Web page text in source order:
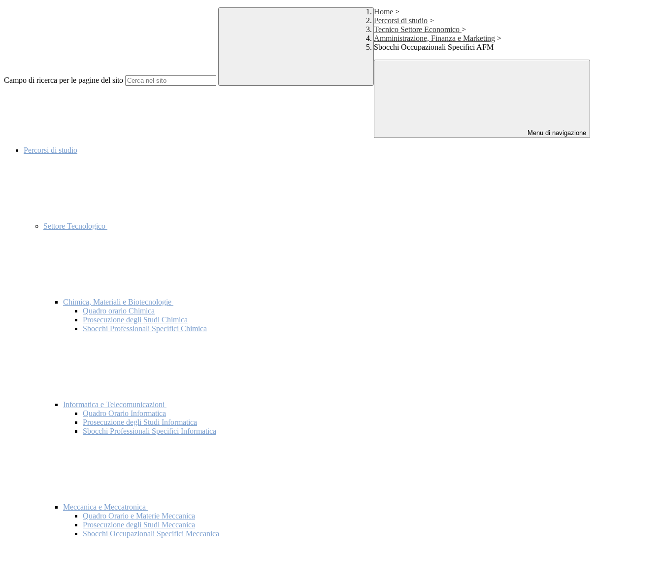
Campo di ricerca per le pagine del sito
Home >
Percorsi di studio >
Tecnico Settore Economico >
Amministrazione, Finanza e Marketing >
Sbocchi Occupazionali Specifici AFM
Menu di navigazione
Percorsi di studio
Settore Tecnologico
Chimica, Materiali e Biotecnologie
Quadro orario Chimica
Prosecuzione degli Studi Chimica
Sbocchi Professionali Specifici Chimica
Informatica e Telecomunicazioni
Quadro Orario Informatica
Prosecuzione degli Studi Informatica
Sbocchi Professionali Specifici Informatica
Meccanica e Meccatronica
Quadro Orario e Materie Meccanica
Prosecuzione degli Studi Meccanica
Sbocchi Occupazionali Specifici Meccanica